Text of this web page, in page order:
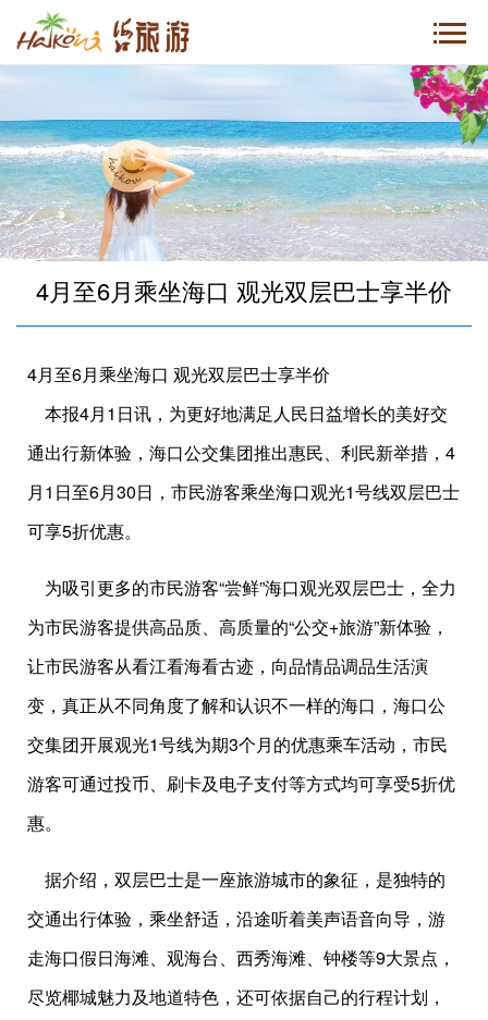
4月至6月乘坐海口 观光双层巴士享半价
4月至6月乘坐海口 观光双层巴士享半价
本报4月1日讯，为更好地满足人民日益增长的美好交
通出行新体验，海口公交集团推出惠民、利民新举措，4
月1日至6月30日，市民游客乘坐海口观光1号线双层巴士
可享5折优惠。
为吸引更多的市民游客“尝鲜”海口观光双层巴士，全力
为市民游客提供高品质、高质量的“公交+旅游”新体验，
让市民游客从看江看海看古迹，向品情品调品生活演
变，真正从不同角度了解和认识不一样的海口，海口公
交集团开展观光1号线为期3个月的优惠乘车活动，市民
游客可通过投币、刷卡及电子支付等方式均可享受5折优
惠。
据介绍，双层巴士是一座旅游城市的象征，是独特的
交通出行体验，乘坐舒适，沿途听着美声语音向导，游
走海口假日海滩、观海台、西秀海滩、钟楼等9大景点，
尽览椰城魅力及地道特色，还可依据自己的行程计划，